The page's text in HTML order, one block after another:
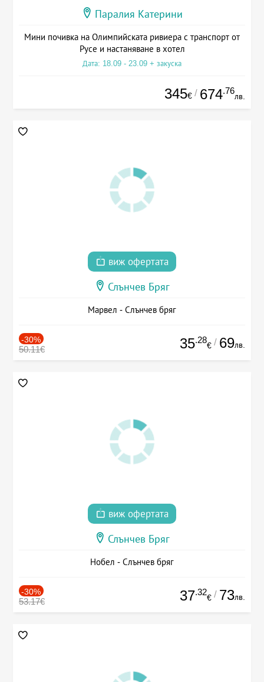
Паралия Катерини
Мини почивка на Олимпийската ривиера с транспорт от
Русе и настаняване в хотел
Дата: 18.09 - 23.09 + закуска
345€ / 674.76
лв.
виж офертата
Слънчев Бряг
Марвел - Слънчев бряг
-30%
50.11€ 35.28
€ / 69лв.
виж офертата
Слънчев Бряг
Нобел - Слънчев бряг
-30%
53.17€ 37.32
€ / 73лв.